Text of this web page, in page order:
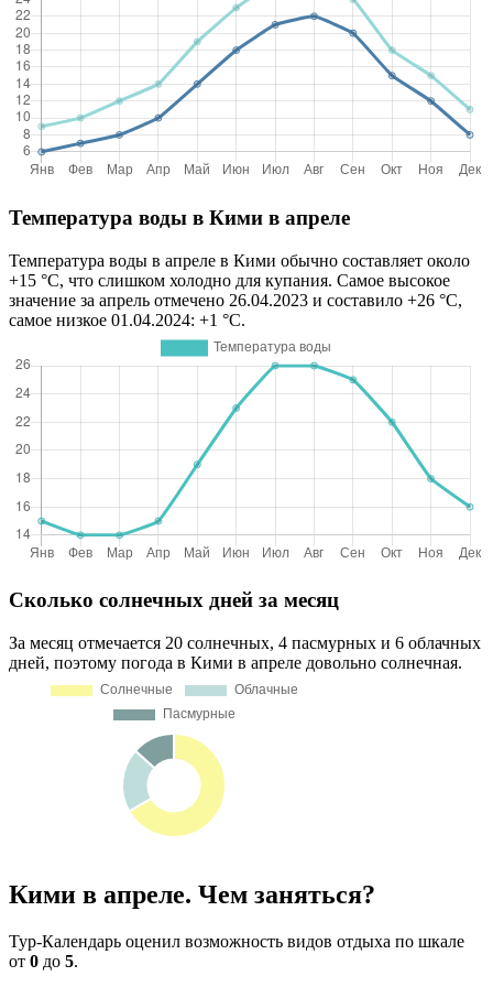
Температура воды в Кими в апреле
Температура воды в апреле в Кими обычно составляет около
+15 °C, что слишком холодно для купания. Самое высокое
значение за апрель отмечено 26.04.2023 и составило +26 °C,
самое низкое 01.04.2024: +1 °C.
Сколько солнечных дней за месяц
За месяц отмечается 20 солнечных, 4 пасмурных и 6 облачных
дней, поэтому погода в Кими в апреле довольно солнечная.
Кими в апреле. Чем заняться?
Тур-Календарь оценил возможность видов отдыха по шкале
от 0 до 5.